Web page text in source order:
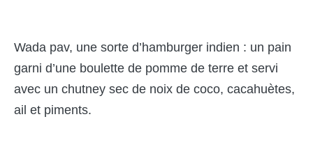
Wada pav, une sorte d’hamburger indien : un pain
garni d’une boulette de pomme de terre et servi
avec un chutney sec de noix de coco, cacahuètes,
ail et piments.